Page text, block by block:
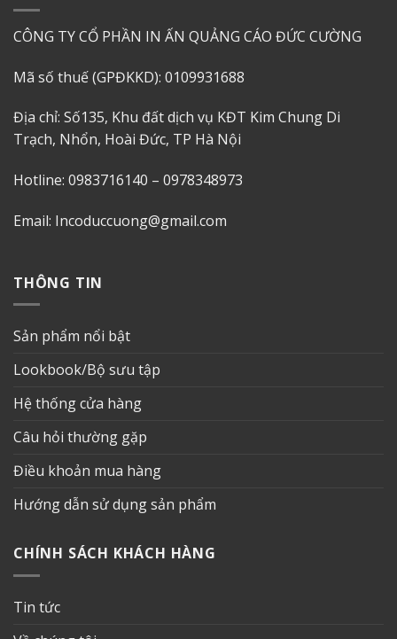
CÔNG TY CỔ PHẦN IN ẤN QUẢNG CÁO ĐỨC CƯỜNG
Mã số thuế (GPĐKKD): 0109931688
Địa chỉ: Số135, Khu đất dịch vụ KĐT Kim Chung Di
Trạch, Nhổn, Hoài Đức, TP Hà Nội
Hotline: 0983716140 – 0978348973
Email: Incoduccuong@gmail.com
THÔNG TIN
Sản phẩm nổi bật
Lookbook/Bộ sưu tập
Hệ thống cửa hàng
Câu hỏi thường gặp
Điều khoản mua hàng
Hướng dẫn sử dụng sản phẩm
CHÍNH SÁCH KHÁCH HÀNG
Tin tức